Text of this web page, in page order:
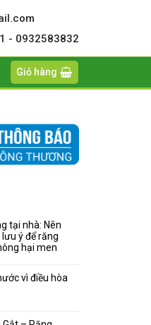
- 0932583832
Giỏ hàng
tại nhà: Nên
ý để răng
hại men
vì điều hòa